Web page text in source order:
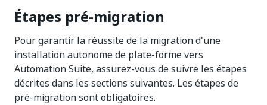
Étapes pré-migration
Pour garantir la réussite de la migration d'une
installation autonome de plate-forme vers
Automation Suite, assurez-vous de suivre les étapes
décrites dans les sections suivantes. Les étapes de
pré-migration sont obligatoires.